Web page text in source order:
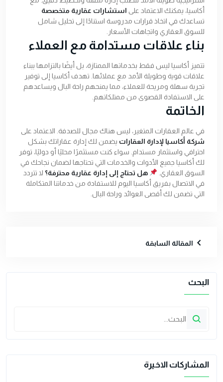
أكاسيا، يمكنك الاعتماد على استشارات عقارية متخصصة
تساعدك في اتخاذ قرارات مدروسة استنادًا إلى تحليل شامل
للسوق العقاري واتجاهات الأسعار.
بناء علاقات مستدامة مع العملاء
تتميز أكاسيا ليس فقط بخدماتها الممتازة، بل أيضًا بالتزامها ببناء
علاقات قوية وطويلة الأمد مع عملائها. تهدف أكاسيا إلى توفير
تجربة سهلة ومريحة للعملاء، مما يمنحهم راحة البال ويساعدهم
على الاستفادة القصوى من ممتلكاتهم.
الخاتمة
في عالم العقارات المتغير، ليس هناك مجال للصدفة. الاعتماد على
شركة أكاسيا لإدارة العقارات يضمن لك إدارة عقاراتك بشكل
احترافي واستثمار مستدام. سواء كنت مستثمرًا محليًا أو دوليًا، توفر
لك أكاسيا جميع الأدوات والخدمات التي تحتاجها لضمان نجاحك في
السوق العقاري.
هل تحتاج إلى إدارة عقارية محترفة؟ لا تتردد
في الاتصال بفريق أكاسيا اليوم للاستفادة من خدماتنا المتكاملة
التي تضمن لك أقصى العوائد وراحة البال.
المقالة السابقة
البحث
المشاركات الاخيرة